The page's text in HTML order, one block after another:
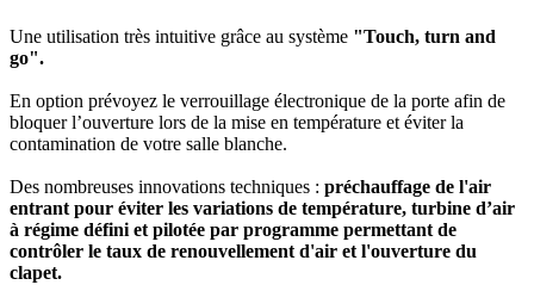
Une utilisation très intuitive grâce au système "Touch, turn and
go".
En option prévoyez le verrouillage électronique de la porte afin de
bloquer l’ouverture lors de la mise en température et éviter la
contamination de votre salle blanche.
Des nombreuses innovations techniques : préchauffage de l'air
entrant pour éviter les variations de température, turbine d’air
à régime défini et pilotée par programme permettant de
contrôler le taux de renouvellement d'air et l'ouverture du
clapet.